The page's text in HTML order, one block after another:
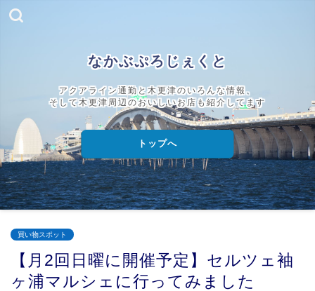
なかぶぷろじぇくと
アクアライン通勤と木更津のいろんな情報、
そして木更津周辺のおいしいお店も紹介してます
トップへ
買い物スポット
【月2回日曜に開催予定】セルツェ袖
ヶ浦マルシェに行ってみました